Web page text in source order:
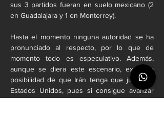
sus 3 partidos fueran en suelo mexicano (2
en Guadalajara y 1 en Monterrey).
Hasta el momento ninguna autoridad se ha
pronunciado al respecto, por lo que de
momento todo es especulativo. Además,
aunque se diera este escenario, existe la
posibilidad de que Irán tenga que jugar en
Estados Unidos, pues si consigue avanzar